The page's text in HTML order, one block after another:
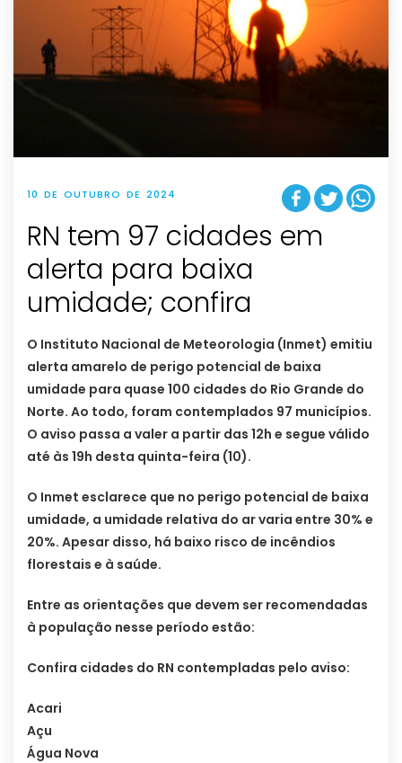
10 DE OUTUBRO DE 2024
RN tem 97 cidades em
alerta para baixa
umidade; confira
O Instituto Nacional de Meteorologia (Inmet) emitiu
alerta amarelo de perigo potencial de baixa
umidade para quase 100 cidades do Rio Grande do
Norte. Ao todo, foram contemplados 97 municípios.
O aviso passa a valer a partir das 12h e segue válido
até às 19h desta quinta-feira (10).
O Inmet esclarece que no perigo potencial de baixa
umidade, a umidade relativa do ar varia entre 30% e
20%. Apesar disso, há baixo risco de incêndios
florestais e à saúde.
Entre as orientações que devem ser recomendadas
à população nesse período estão:
Confira cidades do RN contempladas pelo aviso:
Acari
Açu
Água Nova